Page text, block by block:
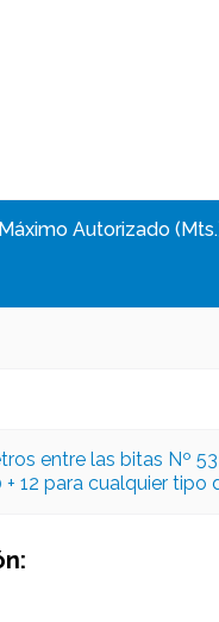
Autorizado
entre las bitas Nº
+ 12 para cualquier tipo